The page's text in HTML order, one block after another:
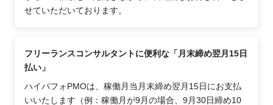
せていただいております。
フリーランスコンサルタントに便利な「月末締め翌月15日
払い」
ハイパフォPMOは、稼働月当月末締め翌月15日にお支払
いいたします（例：稼働月が9月の場合、9月30日締め10